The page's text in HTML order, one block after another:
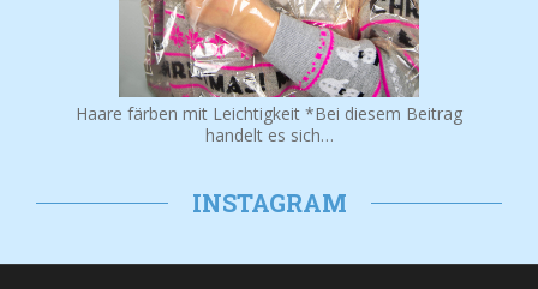
Haare färben mit Leichtigkeit *Bei diesem Beitrag
handelt es sich…
INSTAGRAM